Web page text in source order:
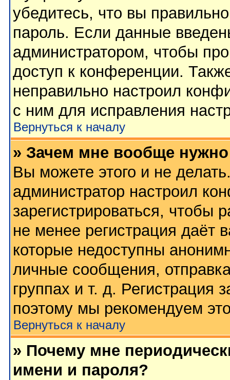
убедитесь, что вы
пароль. Если данные
администратором, чтобы
доступ к конференции.
неправильно настроил
с ним для исправления
Вернуться к началу
» Зачем мне вообще нужно
Вы можете этого и не
администратор настроил
зарегистрироваться,
не менее регистрация даёт
которые недоступны
личные сообщения,
группах и т. д. Регистрация
поэтому мы рекомендуем
Вернуться к началу
» Почему мне
имени и пароля?